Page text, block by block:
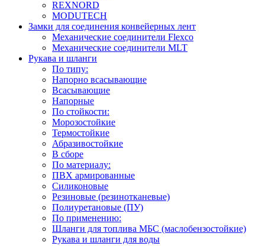
REXNORD
MODUTECH
Замки для соединения конвейерных лент
Механические соединители Flexco
Механические соединители MLT
Рукава и шланги
По типу:
Напорно всасывающие
Всасывающие
Напорные
По стойкости:
Морозостойкие
Термостойкие
Абразивостойкие
В сборе
По материалу:
ПВХ армированные
Силиконовые
Резиновые (резинотканевые)
Полиуретановые (ПУ)
По применению:
Шланги для топлива МБС (маслобензостойкие)
Рукава и шланги для воды